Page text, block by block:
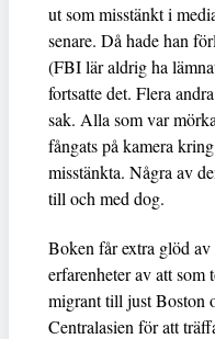
ut som misstänkt i
senare. Då hade han
(FBI lär aldrig ha
fortsatte det. Flera
sak. Alla som var
fångats på kamera
misstänkta. Några av
till och med dog.
Boken får extra glöd av
erfarenheter av att
migrant till just Boston
Centralasien för att